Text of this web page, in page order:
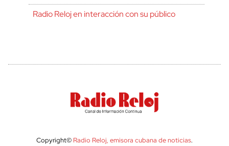
Radio Reloj en interacción con su público
Copyright© Radio Reloj, emisora cubana de noticias.